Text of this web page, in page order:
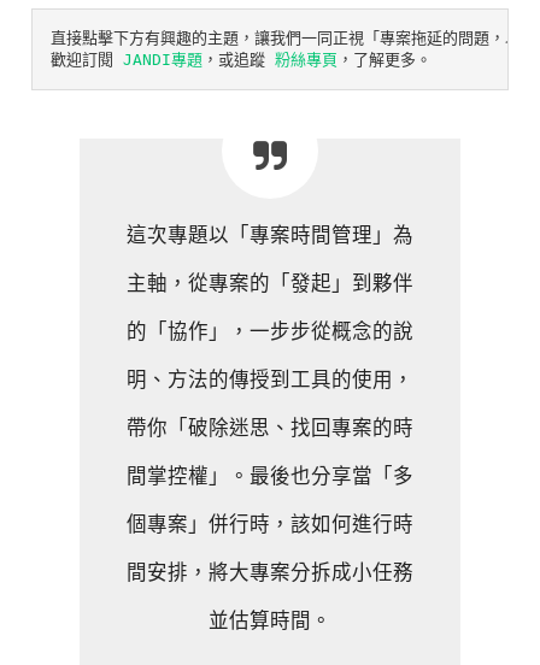
直接點擊下方有興趣的主題，讓我們一同正視「專案拖延的問題，以
歡迎訂閱 JANDI專題 ，或追蹤 粉絲專頁 ，了解更多。
這次專題以「專案時間管理」為
主軸，從專案的「發起」到夥伴
的「協作」，一步步從概念的說
明、方法的傳授到工具的使用，
帶你「破除迷思、找回專案的時
間掌控權」。最後也分享當「多
個專案」併行時，該如何進行時
間安排，將大專案分拆成小任務
並估算時間。